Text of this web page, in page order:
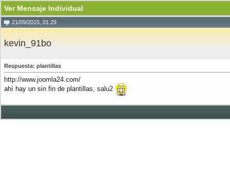
Ver Mensaje Individual
21/09/2015, 01:29
kevin_91bo
Respuesta: plantillas
http://www.joomla24.com/
ahí hay un sin fin de plantillas, salu2